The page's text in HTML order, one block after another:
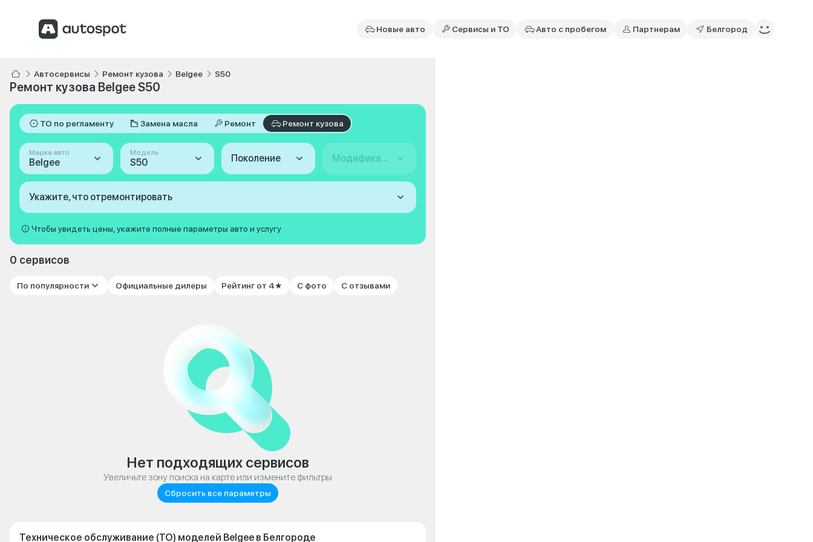
Новые авто Сервисы и ТО Авто с пробегом Партнерам Белгород
Автосервисы Ремонт кузова Belgee S50
Ремонт кузова Belgee S50
ТО по регламенту Замена масла Ремонт Ремонт кузова
Марка авто
Belgee
Модель
S50 Поколение Модификация
Укажите, что отремонтировать
Чтобы увидеть цены, укажите полные параметры авто и услугу
0 сервисов
По популярности Официальные дилеры Рейтинг от 4★ С фото С отзывами
Нет подходящих сервисов
Увеличьте зону поиска на карте или измените фильтры
Сбросить все параметры
Техническое обслуживание (ТО) моделей Belgee в Белгороде